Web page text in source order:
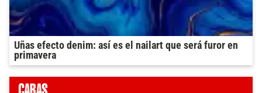
Uñas efecto denim: así es el nailart que será furor en
primavera